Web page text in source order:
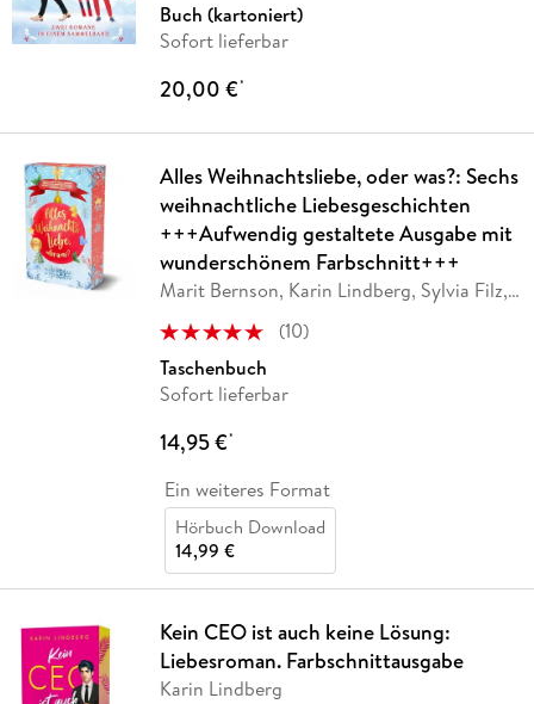
Buch (kartoniert)
Sofort lieferbar
20,00 €*
Alles Weihnachtsliebe, oder was?: Sechs
weihnachtliche Liebesgeschichten
+++Aufwendig gestaltete Ausgabe mit
wunderschönem Farbschnitt+++
Marit Bernson, Karin Lindberg, Sylvia Filz,…
(10)
Taschenbuch
Sofort lieferbar
14,95 €*
Ein weiteres Format
Hörbuch Download
14,99 €
Kein CEO ist auch keine Lösung:
Liebesroman. Farbschnittausgabe
Karin Lindberg